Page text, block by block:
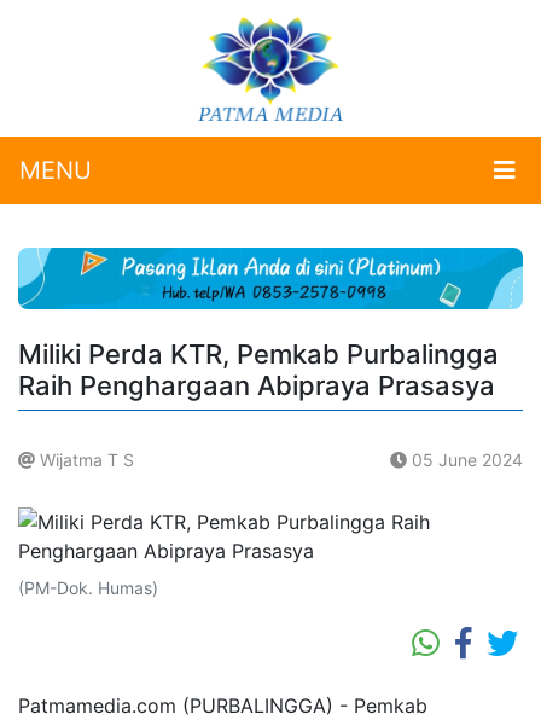
MENU
Miliki Perda KTR, Pemkab Purbalingga
Raih Penghargaan Abipraya Prasasya
Wijatma T S 05 June 2024
(PM-Dok. Humas)
Patmamedia.com (PURBALINGGA) - Pemkab